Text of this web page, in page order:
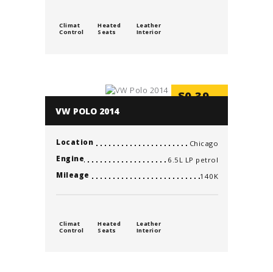
Climat
Control
Heated
Seats
Leather
Interior
$0.39
VW POLO 2014
Location
Chicago
Engine
6.5L LP petrol
Mileage
140K
Climat
Control
Heated
Seats
Leather
Interior